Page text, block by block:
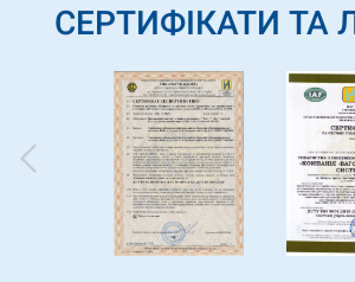
СЕРТИФІКАТИ ТА